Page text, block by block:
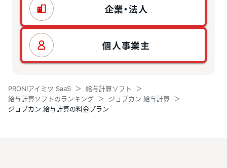
企業・法人
個人事業主
PRONIアイミツ SaaS
給与計算ソフト
給与計算ソフトのランキング
ジョブカン 給与計算
ジョブカン 給与計算の料金プラン